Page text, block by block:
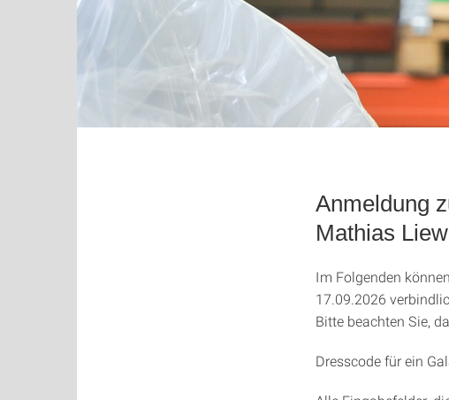
Anmeldung
Mathias
Im Folgenden
17.09.2026
Bitte beachten Sie,
Dresscode für ein